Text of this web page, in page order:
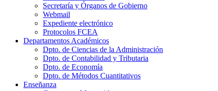
Secretaría y Órganos de Gobierno
Webmail
Expediente electrónico
Protocolos FCEA
Departamentos Académicos
Dpto. de Ciencias de la Administración
Dpto. de Contabilidad y Tributaria
Dpto. de Economía
Dpto. de Métodos Cuantitativos
Enseñanza